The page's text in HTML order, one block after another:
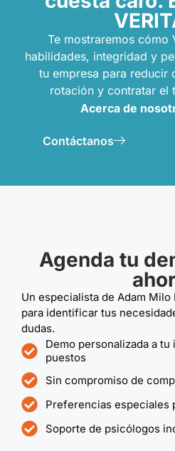
Te mostraremos cómo
habilidades, integridad y
tu empresa para reducir
rotación y contratar el
Acerca de
Contáctanos
Agenda tu
Un especialista de Adam Milo
para identificar tus
dudas.
Demo personalizada a
puestos
Sin compromiso de
Preferencias especiales
Soporte de psicólogos